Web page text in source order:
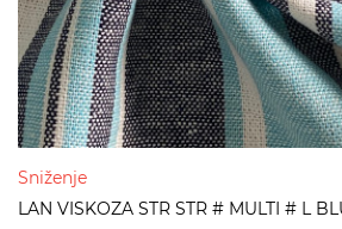
Sniženje
LAN VISKOZA STR STR # MULTI # L